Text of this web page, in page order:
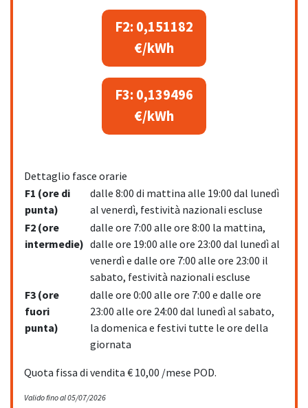
F2: 0,151182
€/kWh
F3: 0,139496
€/kWh
Dettaglio fasce orarie
F1 (ore di
punta)
dalle 8:00 di mattina alle 19:00 dal lunedì
al venerdì, festività nazionali escluse
F2 (ore
intermedie)
dalle ore 7:00 alle ore 8:00 la mattina,
dalle ore 19:00 alle ore 23:00 dal lunedì al
venerdì e dalle ore 7:00 alle ore 23:00 il
sabato, festività nazionali escluse
F3 (ore
fuori
punta)
dalle ore 0:00 alle ore 7:00 e dalle ore
23:00 alle ore 24:00 dal lunedì al sabato,
la domenica e festivi tutte le ore della
giornata
Quota fissa di vendita € 10,00 /mese POD.
Valido fino al 05/07/2026